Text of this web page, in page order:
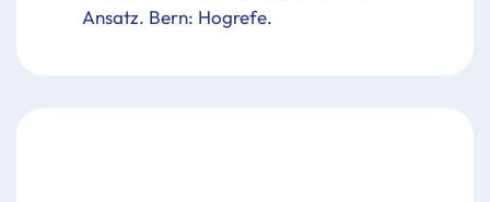
Ansatz. Bern: Hogrefe.